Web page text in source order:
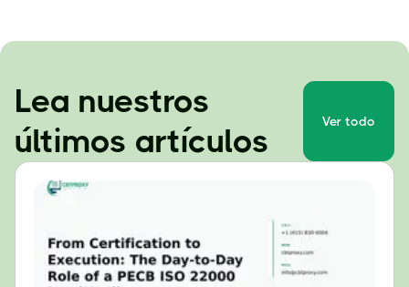
Lea nuestros
últimos artículos
Ver todo